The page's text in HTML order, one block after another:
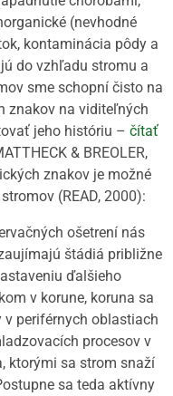
(nevhodné
kontaminácia pôdy a
do vzhľadu stromu a
sme schopní čisto na
znakov na viditeľných
jeho históriu – čítať
& BREOLER,
znakov je možné
(READ, 2000):
ošetrení nás
štádiá približne
ďalšieho
v korune, koruna sa
periférnych oblastiach
procesov v
ktorými sa strom snaží
sa teda aktívny